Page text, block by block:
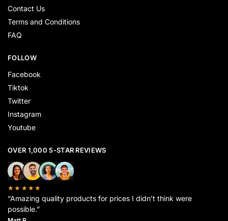
Contact Us
Terms and Conditions
FAQ
FOLLOW
Facebook
Tiktok
Twitter
Instagram
Youtube
OVER 1,000 5-STAR REVIEWS
★★★★★
“Amazing quality products for prices I didn’t think were
possible.”